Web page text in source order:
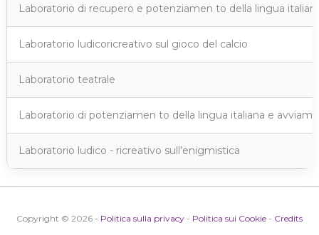
Laboratorio di recupero e potenziamen to della lingua
Laboratorio ludicoricreativo sul gioco del calcio
Laboratorio teatrale
Laboratorio di potenziamen to della lingua italiana e
Laboratorio ludico - ricreativo sull’enigmistica
Copyright © 2026 - Politica sulla privacy - Politica sui Cookie - Credits